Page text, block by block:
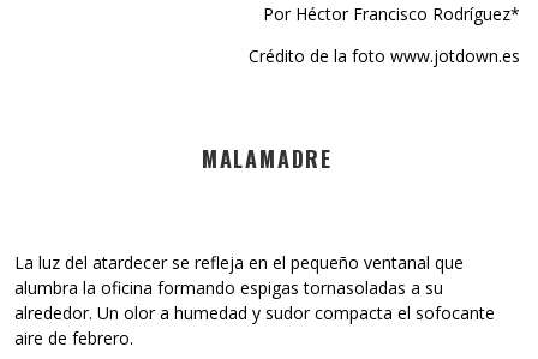
Por Héctor Francisco Rodríguez*
Crédito de la foto www.jotdown.es
MALAMADRE
La luz del atardecer se refleja en el pequeño ventanal que
alumbra la oficina formando espigas tornasoladas a su
alrededor. Un olor a humedad y sudor compacta el sofocante
aire de febrero.